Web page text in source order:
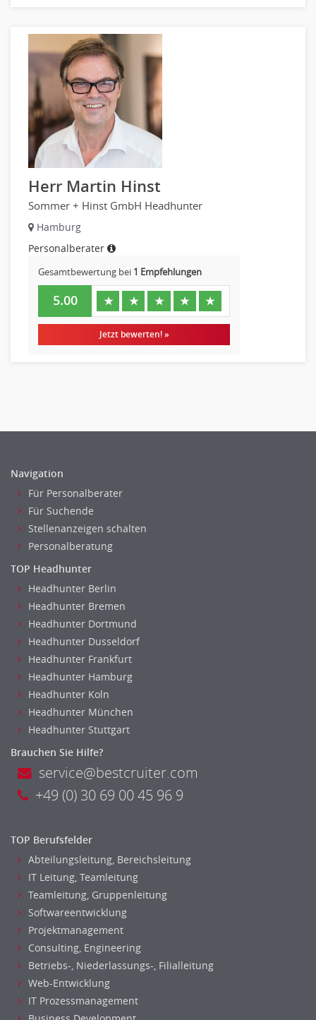
Pre-Sales
Telesales
Verkauf (Handel)
Herr Martin Hinst
Sommer + Hinst GmbH Headhunter
Hamburg
Personalberater
Gesamtbewertung bei 1 Empfehlungen
5.00 ★ ★ ★ ★ ★
Jetzt bewerten! »
Navigation
Für Personalberater
Für Suchende
Stellenanzeigen schalten
Personalberatung
TOP Headhunter
Headhunter Berlin
Headhunter Bremen
Headhunter Dortmund
Headhunter Dusseldorf
Headhunter Frankfurt
Headhunter Hamburg
Headhunter Koln
Headhunter München
Headhunter Stuttgart
Brauchen Sie Hilfe?
service@bestcruiter.com
+49 (0) 30 69 00 45 96 9
TOP Berufsfelder
Abteilungsleitung, Bereichsleitung
IT Leitung, Teamleitung
Teamleitung, Gruppenleitung
Softwareentwicklung
Projektmanagement
Consulting, Engineering
Betriebs-, Niederlassungs-, Filialleitung
Web-Entwicklung
IT Prozessmanagement